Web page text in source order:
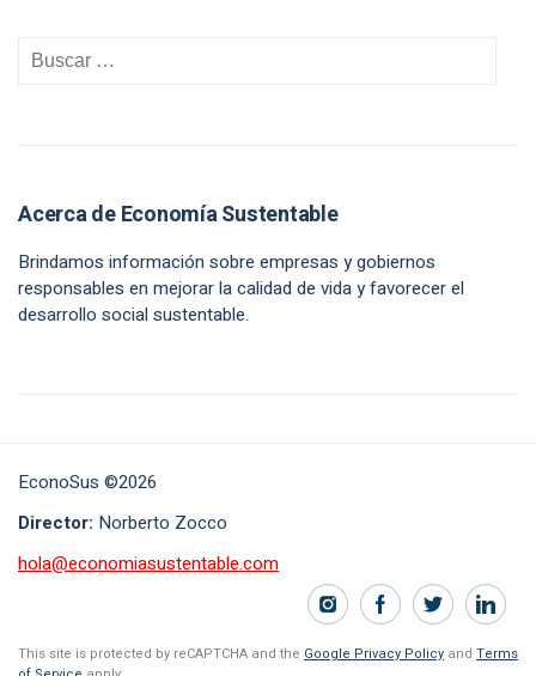
Acerca de Economía Sustentable
Brindamos información sobre empresas y gobiernos
responsables en mejorar la calidad de vida y favorecer el
desarrollo social sustentable.
EconoSus ©2026
Director: Norberto Zocco
hola@economiasustentable.com
This site is protected by reCAPTCHA and the Google Privacy Policy and Terms